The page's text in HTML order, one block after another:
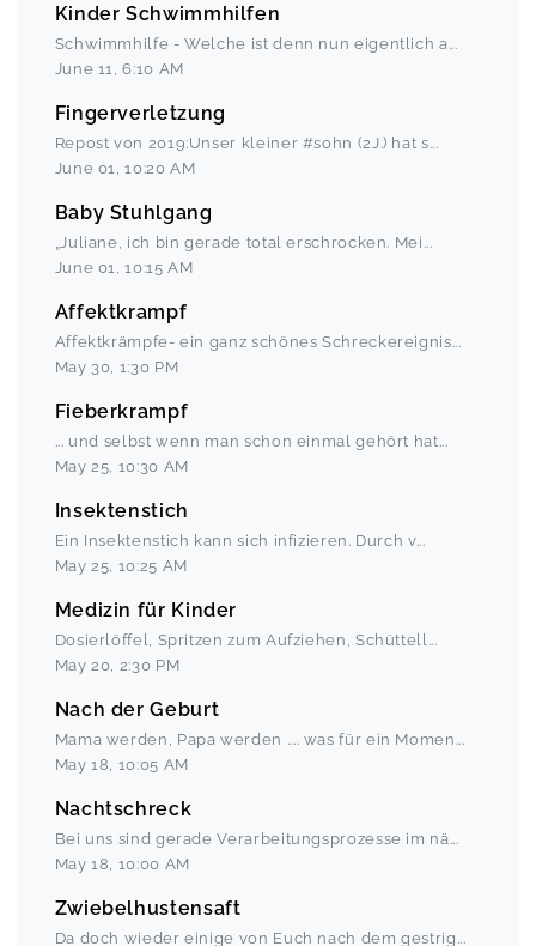
Kinder Schwimmhilfen
Schwimmhilfe - Welche ist denn nun eigentlich a ...
June 11
,6:10 AM
Fingerverletzung
Repost von 2019:Unser kleiner #sohn (2J.) hat s...
June 01
,10:20 AM
Baby Stuhlgang
„Juliane, ich bin gerade total erschrocken. Mei ...
June 01
,10:15 AM
Affektkrampf
Affektkrämpfe- ein ganz schönes Schreckereignis...
May 30 1:30 PM
Fieberkrampf
... und selbst wenn man schon einmal gehört hat...
May 25 10:30 AM
Insektenstich
Ein Insektenstich kann sich infizieren. Durch v...
May 25 10:25 AM
Medizin für Kinder
Dosierlöffel, Spritzen zum Aufziehen, Schüttell ...
May 20 2:30 PM
Nach der Geburt
Mama werden, Papa werden .... was für ein Momen ...
May 18 10:05 AM
Nachtschreck
Bei uns sind gerade Verarbeitungsprozesse im nä ...
May 18 10:00 AM
Zwiebelhustensaft
Da doch wieder einige von Euch nach dem gestrig ...